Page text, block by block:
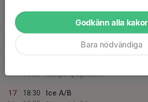
Lör
09:00
09:00
Slinga
Ritorps ishall 1
11:30
Ritorps spegelsalen
17
18:30
Ice A/B
Godkänn alla kakor
Bara nödvändiga